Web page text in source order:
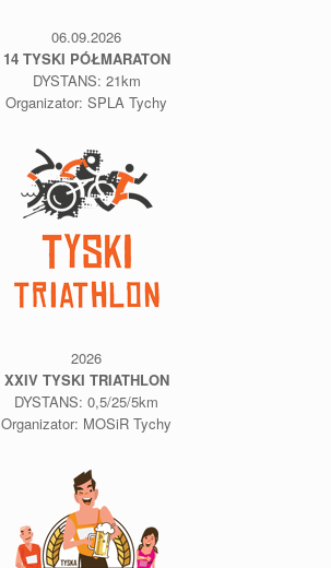
06.09.2026
14 TYSKI PÓŁMARATON
DYSTANS: 21km
Organizator: SPLA Tychy
2026
XXIV TYSKI TRIATHLON
DYSTANS: 0,5/25/5km
Organizator: MOSiR Tychy